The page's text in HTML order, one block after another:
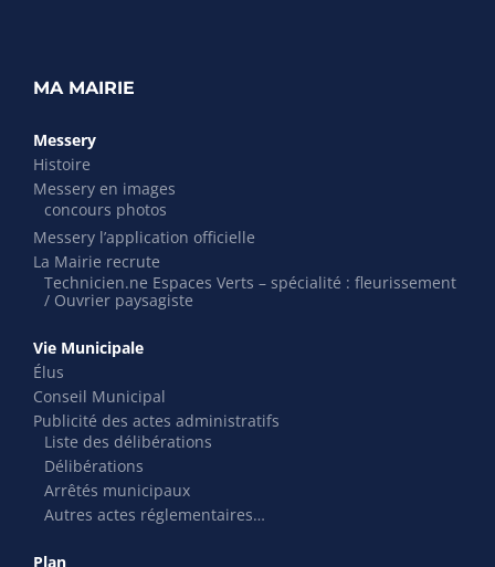
MA MAIRIE
Messery
Histoire
Messery en images
concours photos
Messery l’application officielle
La Mairie recrute
Technicien.ne Espaces Verts – spécialité : fleurissement
/ Ouvrier paysagiste
Vie Municipale
Élus
Conseil Municipal
Publicité des actes administratifs
Liste des délibérations
Délibérations
Arrêtés municipaux
Autres actes réglementaires…
Plan